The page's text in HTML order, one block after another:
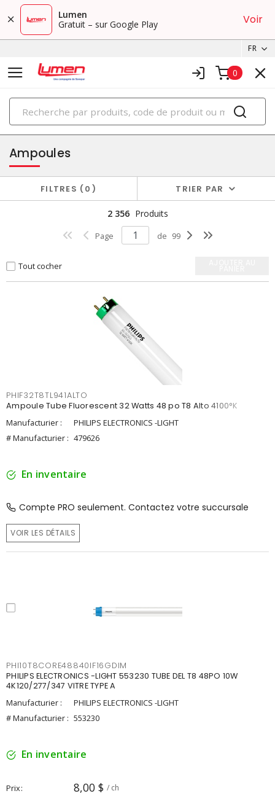
Lumen
Gratuit – sur Google Play
Voir
FR
0
PRODUITS
éclairage
Ampoules
FILTRES 0 TRIER PAR
2 356 Produits
Page de 99
Tout cocher
PHIF32T8TL941ALTO
Ampoule Tube Fluorescent 32 Watts 48 po T8 Alto 4100°K
Manufacturier :
PHILIPS ELECTRONICS -LIGHT
# Manufacturier : 479626
En inventaire
Compte PRO seulement. Contactez votre succursale
VOIR LES DÉTAILS
PHI10T8CORE48840IF16GDIM
PHILIPS ELECTRONICS -LIGHT 553230 TUBE DEL T8 48PO 10W
4K120/277/347 VITRE TYPE A
Manufacturier :
PHILIPS ELECTRONICS -LIGHT
# Manufacturier : 553230
En inventaire
Prix 8,00 $ / ch